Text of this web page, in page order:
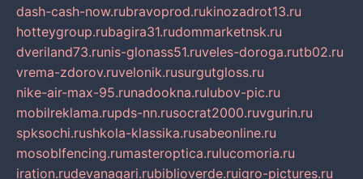
dash-cash-now.rubravoprod.rukinozadrot13.ru
hotteygroup.rubagira31.rudommarketnsk.ru
dveriland73.runis-glonass51.ruveles-doroga.rutb02.ru
vrema-zdorov.ruvelonik.rusurgutgloss.ru
nike-air-max-95.runadookna.rulubov-pic.ru
mobilreklama.rupds-nn.rusocrat2000.ruvgurin.ru
spksochi.rushkola-klassika.rusabeonline.ru
mosoblfencing.rumasteroptica.rulucomoria.ru
iration.rudevanagari.rubiblioverde.ruigro-pictures.ru